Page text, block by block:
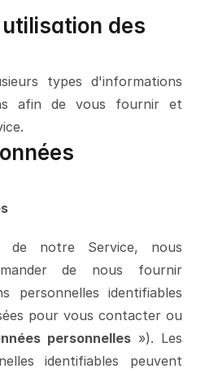
des
types d'informations
afin de vous fournir et
de notre Service, nous
de nous fournir
personnelles identifiables
pour vous contacter ou
personnelles »). Les
identifiables peuvent